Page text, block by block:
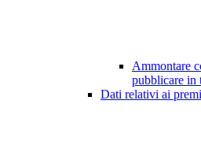
Ammontare
pubblicare in
Dati relativi ai premi